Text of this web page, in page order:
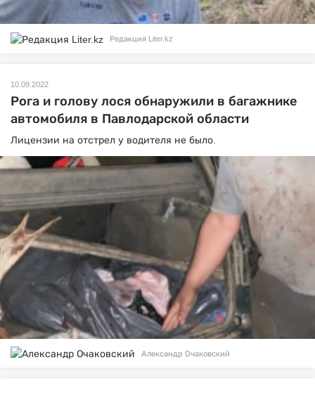
Редакция Liter.kz
10.09.2022
Рога и голову лося обнаружили в багажнике
автомобиля в Павлодарской области
Лицензии на отстрел у водителя не было.
Александр Очаковский